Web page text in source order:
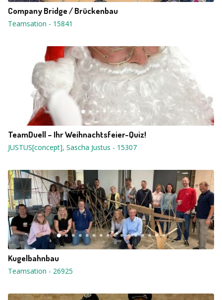
Company Bridge / Brückenbau
Teamsation - 15841
TeamDuell – Ihr Weihnachtsfeier-Quiz!
JUSTUS[concept], Sascha Justus - 15307
Kugelbahnbau
Teamsation - 26925